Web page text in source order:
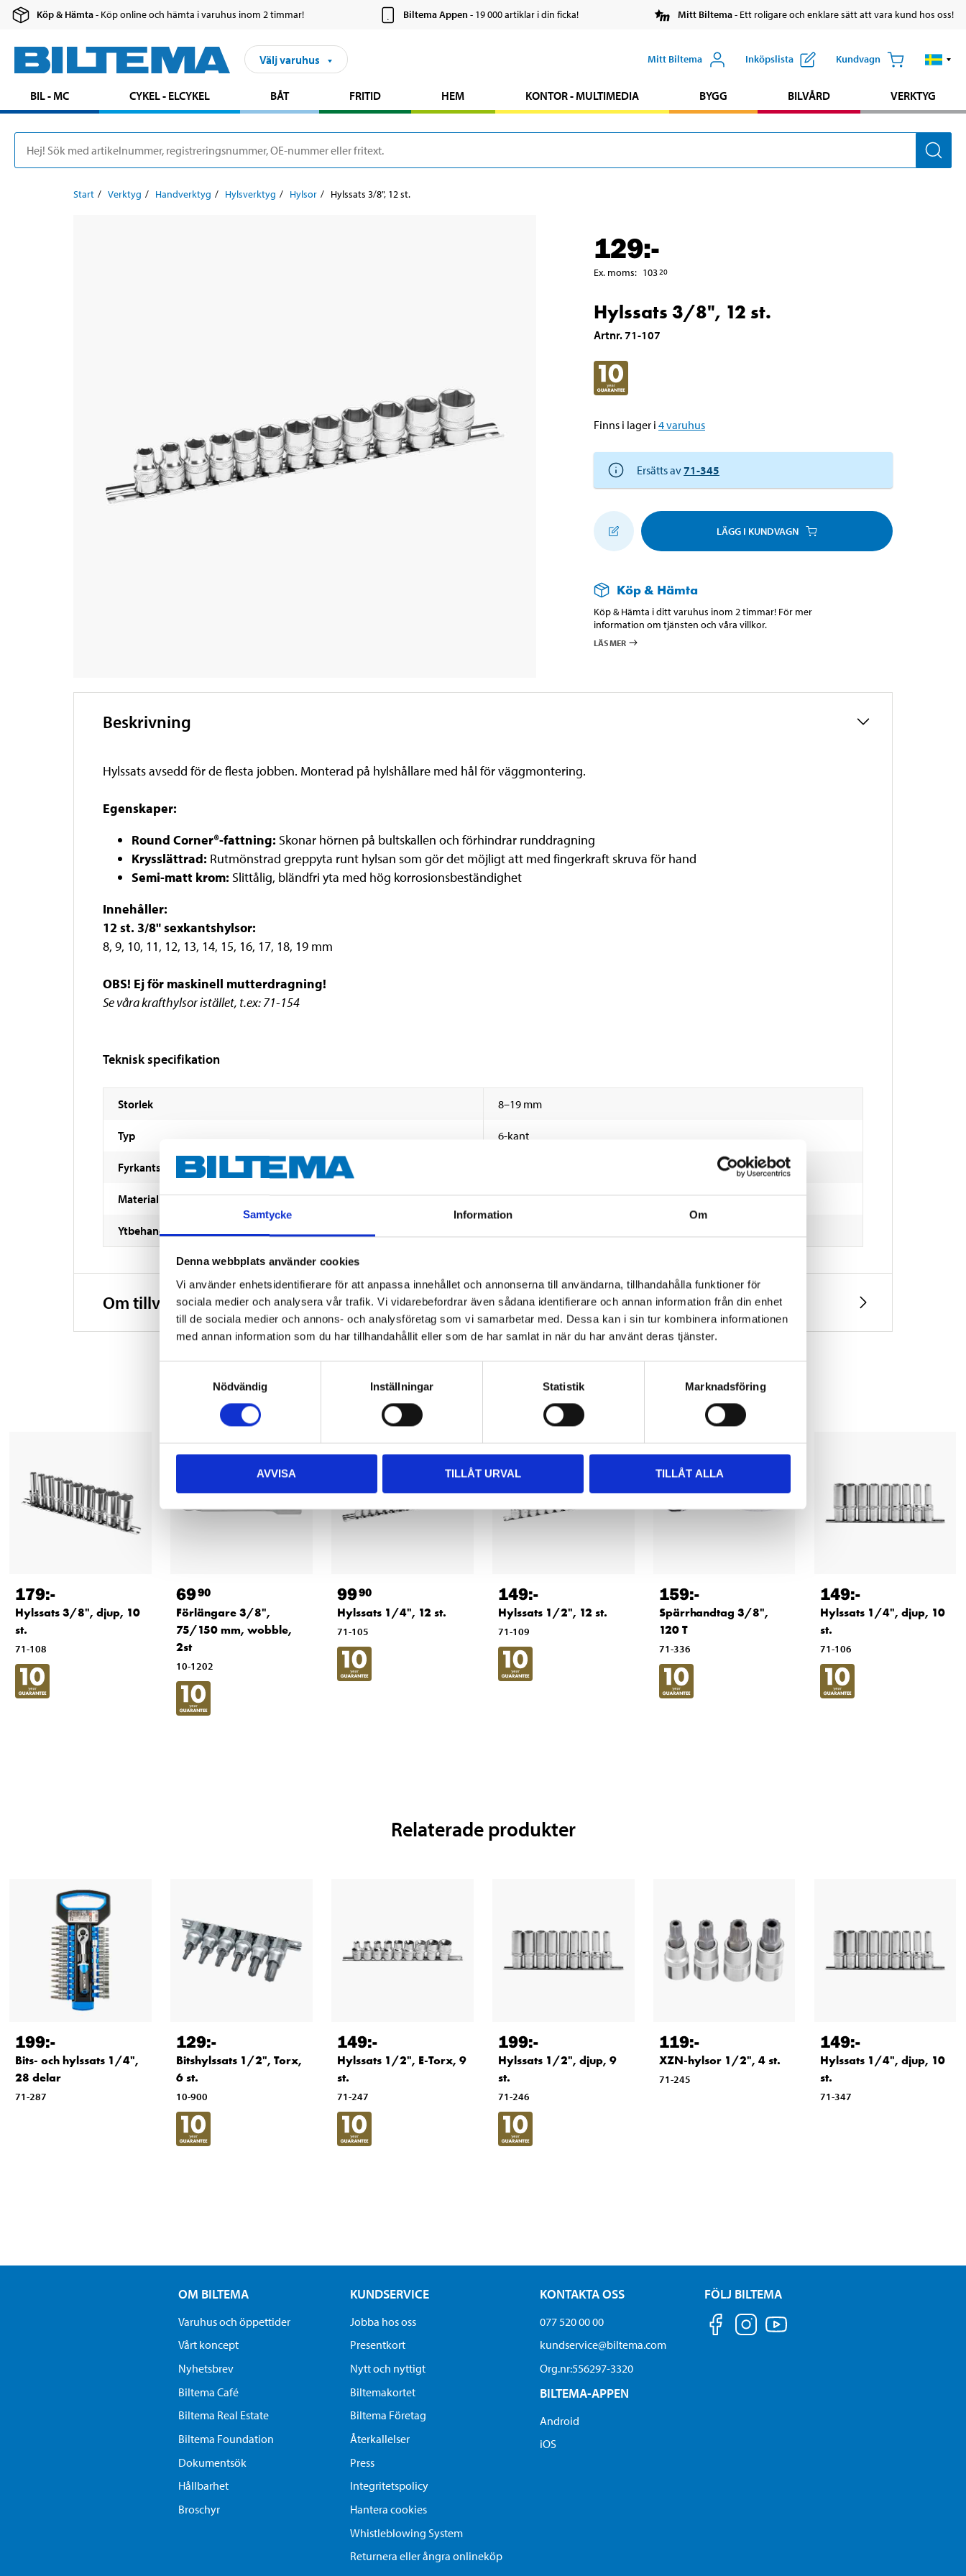
Samtycke Information Om
Denna webbplats använder cookies
Vi använder enhetsidentifierare för att anpassa innehållet och annonserna till användarna, tillhandahålla funktioner för
sociala medier och analysera vår trafik. Vi vidarebefordrar även sådana identifierare och annan information från din enhet
till de sociala medier och annons- och analysföretag som vi samarbetar med. Dessa kan i sin tur kombinera informationen
med annan information som du har tillhandahållit eller som de har samlat in när du har använt deras tjänster.
Nödvändig
Inställningar Statistik Marknadsföring
AVVISA TILLÅT URVAL TILLÅT ALLA
Köp & Hämta- Köp online och hämta i varuhus inom 2 timmar! Biltema Appen- 19 000 artiklar i din ficka! Mitt Biltema- Ett roligare och enklare sätt att vara kund hos oss!
Välj varuhus Mitt Biltema Inköpslista Kundvagn
BIL - MC CYKEL - ELCYKEL BÅT FRITID HEM KONTOR - MULTIMEDIA BYGG BILVÅRD VERKTYG
Start Verktyg Handverktyg Hylsverktyg Hylsor Hylssats 3/8", 12 st.
129:-
Ex. moms: 103 20
Hylssats 3/8", 12 st.
Artnr.71-107
Finns i lager i 4varuhus
Ersätts av71-345
LÄGG I KUNDVAGN
Köp & Hämta
Köp & Hämta i ditt varuhus inom 2 timmar! För mer
information om tjänsten och våra villkor.
LÄS MER
Beskrivning
Hylssats avsedd för de flesta jobben. Monterad på hylshållare med hål för väggmontering.
Egenskaper:
Round Corner®-fattning: Skonar hörnen på bultskallen och förhindrar runddragning
Krysslättrad: Rutmönstrad greppyta runt hylsan som gör det möjligt att med fingerkraft skruva för hand
Semi-matt krom: Slittålig, bländfri yta med hög korrosionsbeständighet
Innehåller:
12 st. 3/8" sexkantshylsor:
8, 9, 10, 11, 12, 13, 14, 15, 16, 17, 18, 19 mm
OBS! Ej för maskinell mutterdragning!
Se våra krafthylsor istället, t.ex: 71-154
Teknisk specifikation
Storlek 8–19 mm
Typ 6-kant
Fyrkantsfäste
Material CrV-stål
Ytbehandling
Om tillverkaren
Andra kunder köpte också
179:-
Hylssats 3/8", djup, 10
st.
71-108
6990
Förlängare 3/8",
75/150 mm, wobble,
2st
10-1202
9990
Hylssats 1/4", 12 st.
71-105
149:-
Hylssats 1/2", 12 st.
71-109
159:-
Spärrhandtag 3/8",
120 T
71-336
149:-
Hylssats 1/4", djup, 10
st.
71-106
Relaterade produkter
199:-
Bits- och hylssats 1/4",
28 delar
71-287
129:-
Bitshylssats 1/2", Torx,
6 st.
10-900
149:-
Hylssats 1/2", E-Torx, 9
st.
71-247
199:-
Hylssats 1/2", djup, 9
st.
71-246
119:-
XZN-hylsor 1/2", 4 st.
71-245
149:-
Hylssats 1/4", djup, 10
st.
71-347
OM BILTEMA
Varuhus och öppettider
Vårt koncept
Nyhetsbrev
Biltema Café
Biltema Real Estate
Biltema Foundation
Dokumentsök
Hållbarhet
Broschyr
KUNDSERVICE
Jobba hos oss
Presentkort
Nytt och nyttigt
Biltemakortet
Biltema Företag
Återkallelser
Press
Integritetspolicy
Hantera cookies
Whistleblowing System
Returnera eller ångra onlineköp
KONTAKTA OSS
077 520 00 00
kundservice@biltema.com
Org.nr:556297-3320
BILTEMA-APPEN
Android
iOS
FÖLJ BILTEMA